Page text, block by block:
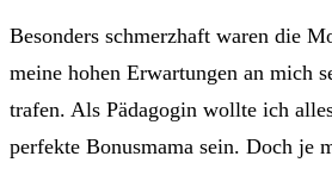
Besonders schmerzhaft waren die
meine hohen Erwartungen an mich
trafen. Als Pädagogin wollte ich
perfekte Bonusmama sein. Doch je